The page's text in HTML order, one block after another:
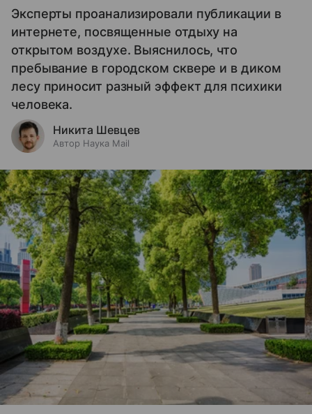
Эксперты проанализировали публикации в
интернете, посвященные отдыху на
открытом воздухе. Выяснилось, что
пребывание в городском сквере и в диком
лесу приносит разный эффект для психики
человека.
Никита Шевцев
Автор Наука Mail